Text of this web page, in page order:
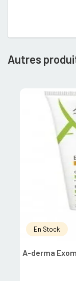
Autres
En Stock
A-derma